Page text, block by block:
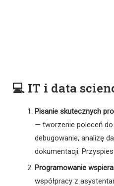
💻 IT i data
Pisanie skutecznych
— tworzenie poleceń
debugowanie, analizę
dokumentacji.
Programowanie
współpracy z